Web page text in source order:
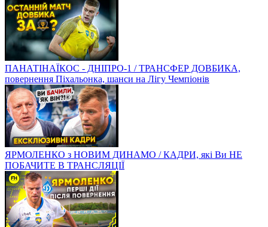
ПАНАТІНАЇКОС - ДНІПРО-1 / ТРАНСФЕР ДОВБИКА,
повернення Піхальонка, шанси на Лігу Чемпіонів
ЯРМОЛЕНКО з НОВИМ ДИНАМО / КАДРИ, які Ви НЕ
ПОБАЧИТЕ В ТРАНСЛЯЦІЇ